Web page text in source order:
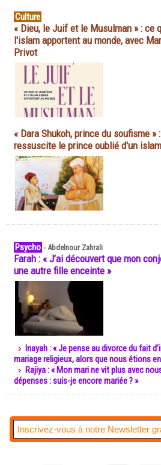
Culture
« Dieu, le Juif et le Musulman » : ce
l'islam apportent au monde, avec
Privot
« Dara Shukoh, prince du soufisme »
ressuscite le prince oublié d'un
Psycho -Abdelnour Zahrali
Farah : « J’ai découvert que mon
une autre fille enceinte »
Inayah : « Je pense au divorce du fait
mariage religieux, alors que nous étions
Rajiya : « Mon mari ne vit plus avec
dépenses : suis-je encore mariée ? »